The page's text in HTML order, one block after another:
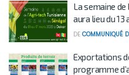
La semaine
aura lieu du 13
DE COMMUNIQUÉ
Exportations
programme